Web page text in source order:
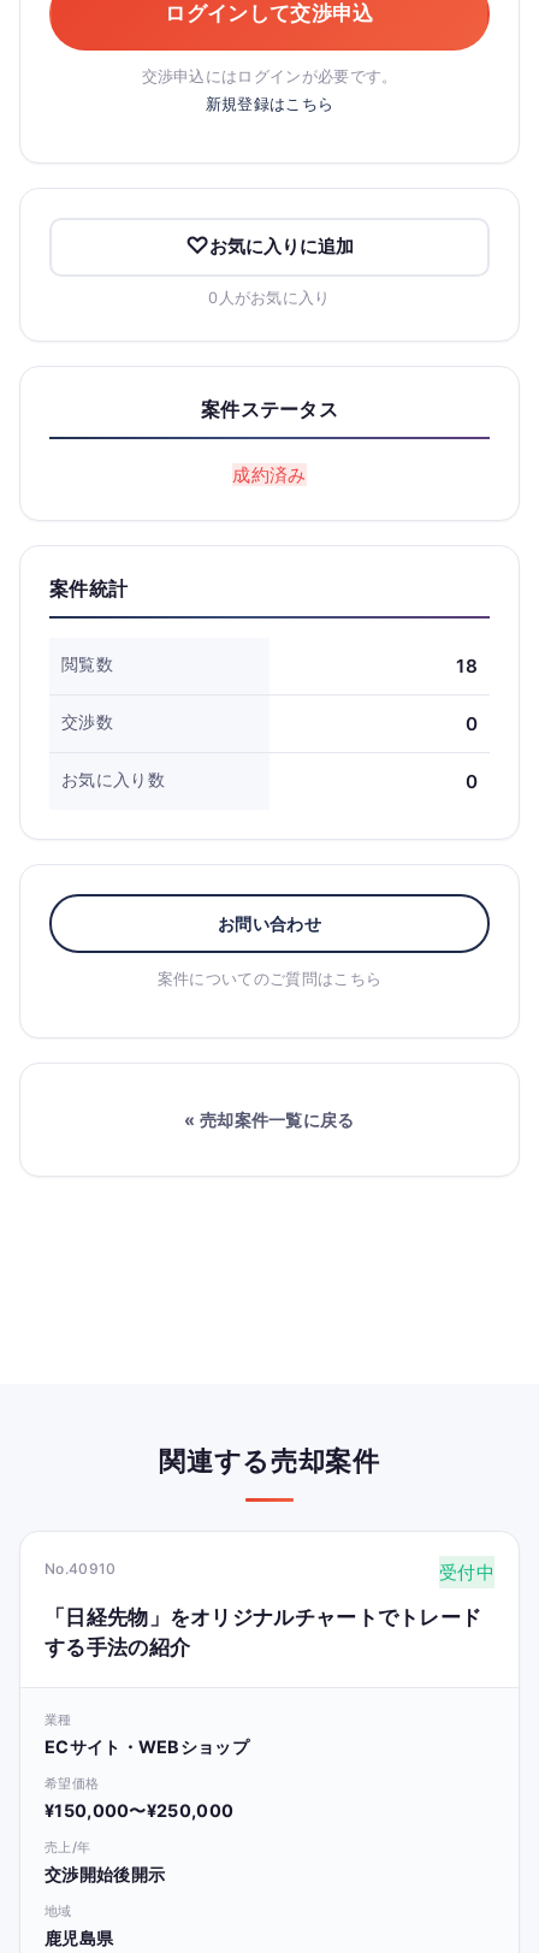
ログインして交渉申込
交渉申込にはログインが必要です。
新規登録はこちら
お気に入りに追加
0人がお気に入り
案件ステータス
成約済み
案件統計
閲覧数 18
交渉数 0
お気に入り数 0
お問い合わせ
案件についてのご質問はこちら
« 売却案件一覧に戻る
関連する売却案件
No.40910 受付中
「日経先物」をオリジナルチャートでトレード
する手法の紹介
業種
ECサイト・WEBショップ
希望価格
¥150,000〜¥250,000
売上/年
交渉開始後開示
地域
鹿児島県